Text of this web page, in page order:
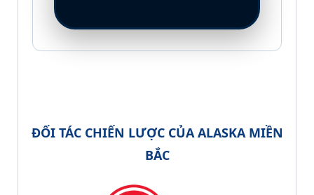
ĐỐI TÁC CHIẾN LƯỢC CỦA ALASKA MIỀN
BẮC